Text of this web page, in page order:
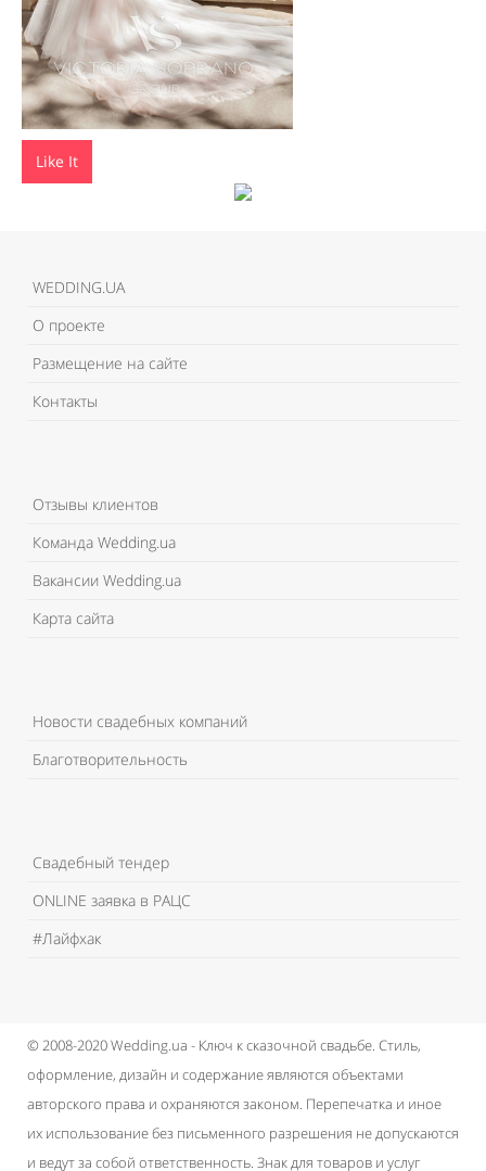
Like It
WEDDING.UA
О проекте
Размещение на сайте
Контакты
Отзывы клиентов
Команда Wedding.ua
Вакансии Wedding.ua
Карта сайта
Новости свадебных компаний
Благотворительность
Свадебный тендер
ONLINE заявка в РАЦС
#Лайфхак
© 2008-2020 Wedding.ua - Ключ к сказочной свадьбе. Стиль,
оформление, дизайн и содержание являются объектами
авторского права и охраняются законом. Перепечатка и иное
их использование без письменного разрешения не допускаются
и ведут за собой ответственность. Знак для товаров и услуг